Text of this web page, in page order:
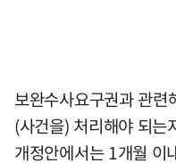
보완수사요구권과 관
(사건을) 처리해야 되는
개정안에서는 1개월 이